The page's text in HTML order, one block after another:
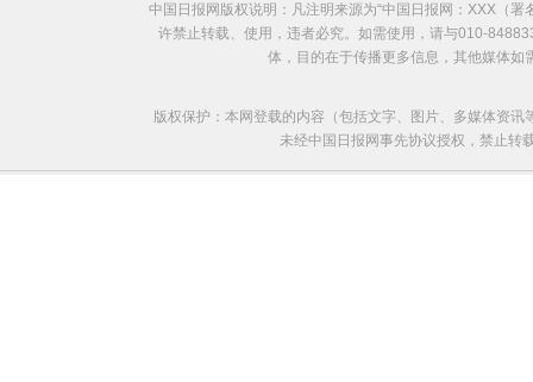
中国日报网版权说明：凡注明来源为“中国日报网：XXX（
许禁止转载、使用，违者必究。如需使用，请与010-
体，目的在于传播更多信息，其他媒体
版权保护：本网登载的内容（包括文字、图片、多媒体资
未经中国日报网事先协议授权，禁止转